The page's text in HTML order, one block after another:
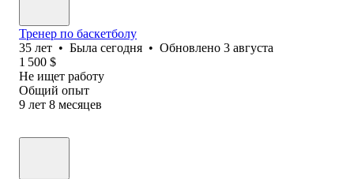
Тренер по баскетболу
35 лет • Была сегодня • Обновлено 3 августа
1 500 $
Не ищет работу
Общий опыт
9 лет 8 месяцев